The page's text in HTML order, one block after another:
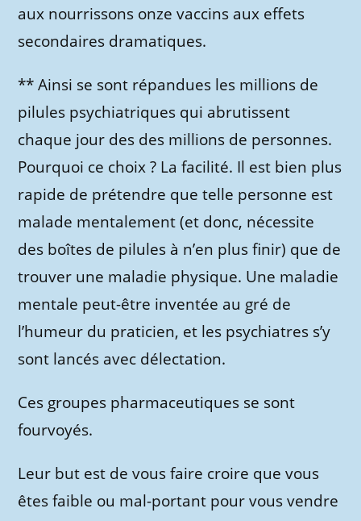
aux nourrissons onze vaccins aux effets
secondaires dramatiques.
** Ainsi se sont répandues les millions de
pilules psychiatriques qui abrutissent
chaque jour des des millions de personnes.
Pourquoi ce choix ? La facilité. Il est bien plus
rapide de prétendre que telle personne est
malade mentalement (et donc, nécessite
des boîtes de pilules à n’en plus finir) que de
trouver une maladie physique. Une maladie
mentale peut-être inventée au gré de
l’humeur du praticien, et les psychiatres s’y
sont lancés avec délectation.
Ces groupes pharmaceutiques se sont
fourvoyés.
Leur but est de vous faire croire que vous
êtes faible ou mal-portant pour vous vendre